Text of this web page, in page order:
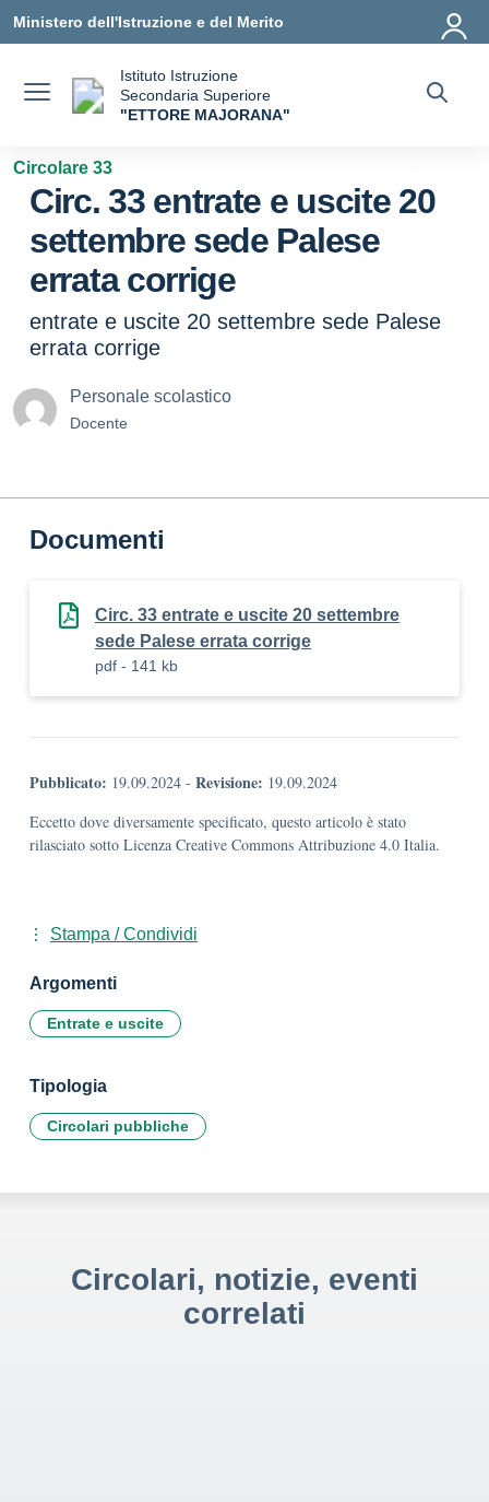
Ministero dell'Istruzione e del Merito
Istituto Istruzione
Secondaria Superiore
"ETTORE MAJORANA"
Circolare 33
Circ. 33 entrate e uscite 20
settembre sede Palese
errata corrige
entrate e uscite 20 settembre sede Palese
errata corrige
Personale scolastico
Docente
Documenti
Circ. 33 entrate e uscite 20 settembre
sede Palese errata corrige
pdf - 141 kb
Pubblicato: 19.09.2024 - Revisione: 19.09.2024
Eccetto dove diversamente specificato, questo articolo è stato
rilasciato sotto Licenza Creative Commons Attribuzione 4.0 Italia.
Stampa / Condividi
Argomenti
Entrate e uscite
Tipologia
Circolari pubbliche
Circolari, notizie, eventi
correlati